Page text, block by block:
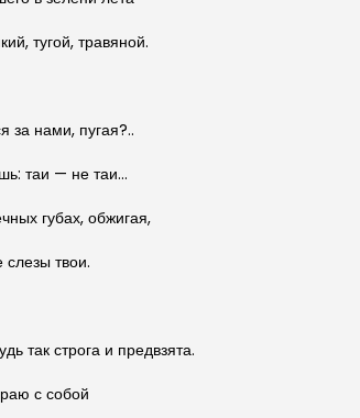
тугой, травяной.
за нами, пугая?..
таи — не таи…
губах, обжигая,
слезы твои.
так строга и предвзята.
с собой